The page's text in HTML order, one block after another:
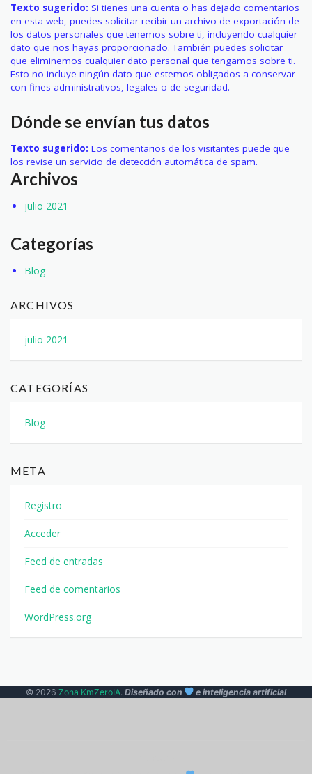
Texto sugerido: Si tienes una cuenta o has dejado comentarios
en esta web, puedes solicitar recibir un archivo de exportación de
los datos personales que tenemos sobre ti, incluyendo cualquier
dato que nos hayas proporcionado. También puedes solicitar
que eliminemos cualquier dato personal que tengamos sobre ti.
Esto no incluye ningún dato que estemos obligados a conservar
con fines administrativos, legales o de seguridad.
Dónde se envían tus datos
Texto sugerido: Los comentarios de los visitantes puede que
los revise un servicio de detección automática de spam.
Archivos
julio 2021
Categorías
Blog
ARCHIVOS
julio 2021
CATEGORÍAS
Blog
META
Registro
Acceder
Feed de entradas
Feed de comentarios
WordPress.org
© 2026 Zona KmZeroIA. Diseñado con e inteligencia artificial